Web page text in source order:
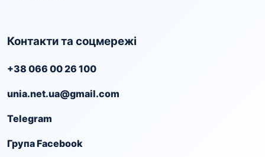
Контакти та соцмережі
+38 066 00 26 100
unia.net.ua@gmail.com
Telegram
Група Facebook